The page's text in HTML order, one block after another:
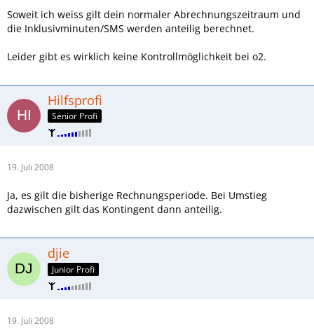
Soweit ich weiss gilt dein normaler Abrechnungszeitraum und
die Inklusivminuten/SMS werden anteilig berechnet.
Leider gibt es wirklich keine Kontrollmöglichkeit bei o2.
Hilfsprofi
Senior Profi
19. Juli 2008
Ja, es gilt die bisherige Rechnungsperiode. Bei Umstieg
dazwischen gilt das Kontingent dann anteilig.
djie
Junior Profi
19. Juli 2008